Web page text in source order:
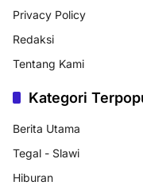
Privacy Policy
Redaksi
Tentang Kami
Kategori
Berita Utama
Tegal - Slawi
Hiburan